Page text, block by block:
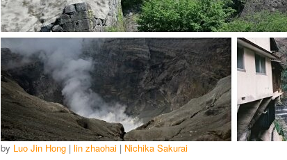
by Luo Jin Hong | lin zhaohai | Nichika Sakurai